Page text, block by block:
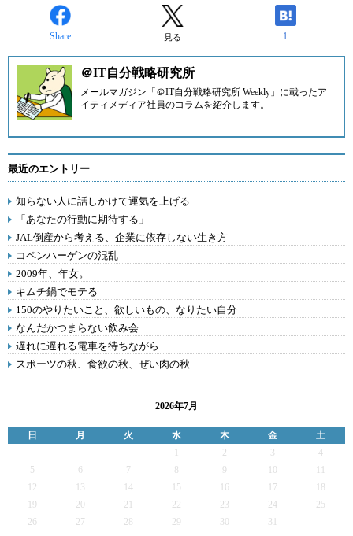
Share 見る 1
＠IT自分戦略研究所
メールマガジン「＠IT自分戦略研究所 Weekly」に載ったア
イティメディア社員のコラムを紹介します。
最近のエントリー
知らない人に話しかけて運気を上げる
「あなたの行動に期待する」
JAL倒産から考える、企業に依存しない生き方
コペンハーゲンの混乱
2009年、年女。
キムチ鍋でモテる
150のやりたいこと、欲しいもの、なりたい自分
なんだかつまらない飲み会
遅れに遅れる電車を待ちながら
スポーツの秋、食欲の秋、ぜい肉の秋
2026年7月
日 月 火 水 木 金
土
2 3
4
5
6 7 9
12
13 14 15 16 17
19
20 21 22 23 24
25
26
27 28 29 30 31